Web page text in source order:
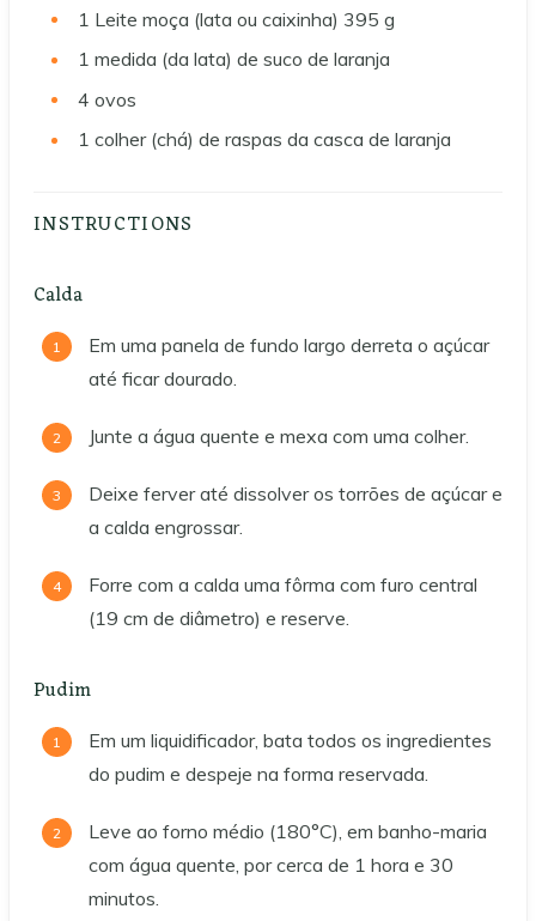
1 Leite moça (lata ou caixinha) 395 g
1 medida (da lata) de suco de laranja
4 ovos
1 colher (chá) de raspas da casca de laranja
INSTRUCTIONS
Calda
Em uma panela de fundo largo derreta o açúcar
até ficar dourado.
Junte a água quente e mexa com uma colher.
Deixe ferver até dissolver os torrões de açúcar e
a calda engrossar.
Forre com a calda uma fôrma com furo central
(19 cm de diâmetro) e reserve.
Pudim
Em um liquidificador, bata todos os ingredientes
do pudim e despeje na forma reservada.
Leve ao forno médio (180°C), em banho-maria
com água quente, por cerca de 1 hora e 30
minutos.